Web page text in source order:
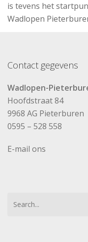
is tevens het
Wadlopen
Contact gegevens
Wadlopen-
Hoofdstraat 84
9968 AG Pieterburen
0595 – 528 558
E-mail ons